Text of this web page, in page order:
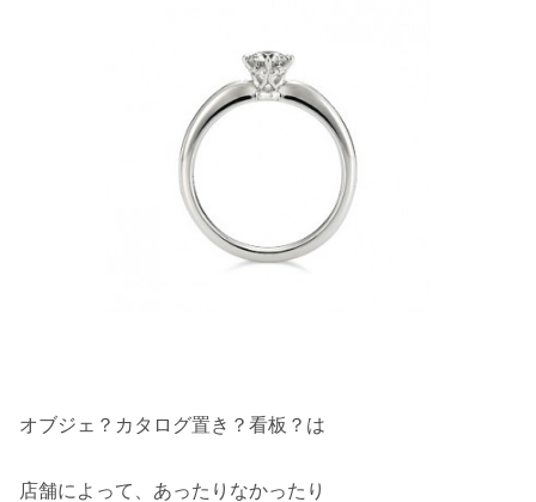
オブジェ？カタログ置き？看板？は
店舗によって、あったりなかったり